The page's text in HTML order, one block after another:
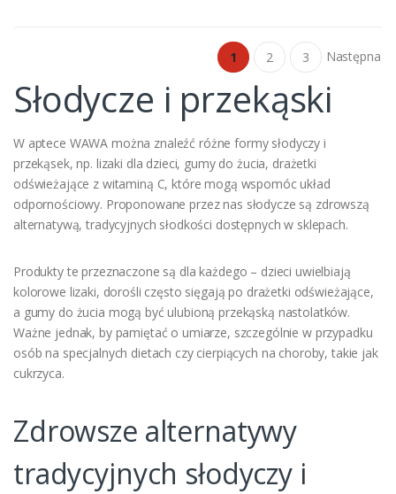
1 2 3 Następna
Słodycze i przekąski
W aptece WAWA można znaleźć różne formy słodyczy i
przekąsek, np. lizaki dla dzieci, gumy do żucia, drażetki
odświeżające z witaminą C, które mogą wspomóc układ
odpornościowy. Proponowane przez nas słodycze są zdrowszą
alternatywą, tradycyjnych słodkości dostępnych w sklepach.
Produkty te przeznaczone są dla każdego – dzieci uwielbiają
kolorowe lizaki, dorośli często sięgają po drażetki odświeżające,
a gumy do żucia mogą być ulubioną przekąską nastolatków.
Ważne jednak, by pamiętać o umiarze, szczególnie w przypadku
osób na specjalnych dietach czy cierpiących na choroby, takie jak
cukrzyca.
Zdrowsze alternatywy
tradycyjnych słodyczy i